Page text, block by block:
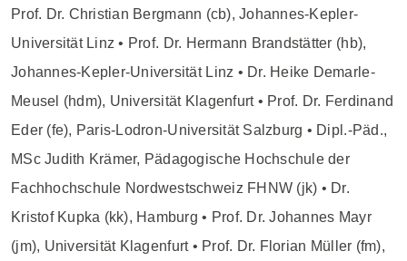
Prof. Dr. Christian Bergmann (cb), Johannes-Kepler-
Universität Linz • Prof. Dr. Hermann Brandstätter (hb),
Johannes-Kepler-Universität Linz • Dr. Heike Demarle-
Meusel (hdm), Universität Klagenfurt • Prof. Dr. Ferdinand
Eder (fe), Paris-Lodron-Universität Salzburg • Dipl.-Päd.,
MSc Judith Krämer, Pädagogische Hochschule der
Fachhochschule Nordwestschweiz FHNW (jk) • Dr.
Kristof Kupka (kk), Hamburg • Prof. Dr. Johannes Mayr
(jm), Universität Klagenfurt • Prof. Dr. Florian Müller (fm),